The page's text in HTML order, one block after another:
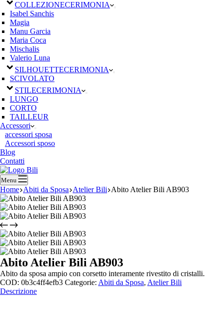
COLLEZIONECERIMONIA
Isabel Sanchis
Magia
Manu Garcia
Maria Coca
Mischalis
Valerio Luna
SILHOUETTECERIMONIA
SCIVOLATO
STILECERIMONIA
LUNGO
CORTO
TAILLEUR
Accessori
accessori sposa
Accessori sposo
Blog
Contatti
Menu
Home Abiti da Sposa Atelier Bili Abito Atelier Bili AB903
Abito Atelier Bili AB903
Abito da sposa ampio con corsetto interamente rivestito di cristalli.
COD: 0b3c4ff4efb3 Categorie: Abiti da Sposa, Atelier Bili
Descrizione